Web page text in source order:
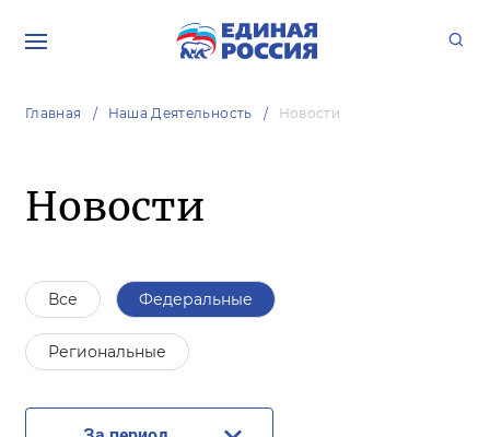
Главная Наша Деятельность Новости
Новости
Все Федеральные
Региональные